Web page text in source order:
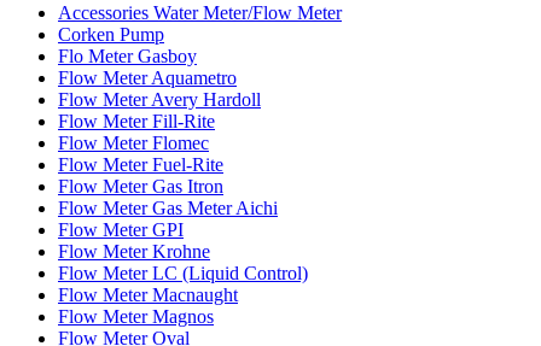
Accessories Water Meter/Flow Meter
Corken Pump
Flo Meter Gasboy
Flow Meter Aquametro
Flow Meter Avery Hardoll
Flow Meter Fill-Rite
Flow Meter Flomec
Flow Meter Fuel-Rite
Flow Meter Gas Itron
Flow Meter Gas Meter Aichi
Flow Meter GPI
Flow Meter Krohne
Flow Meter LC (Liquid Control)
Flow Meter Macnaught
Flow Meter Magnos
Flow Meter Oval